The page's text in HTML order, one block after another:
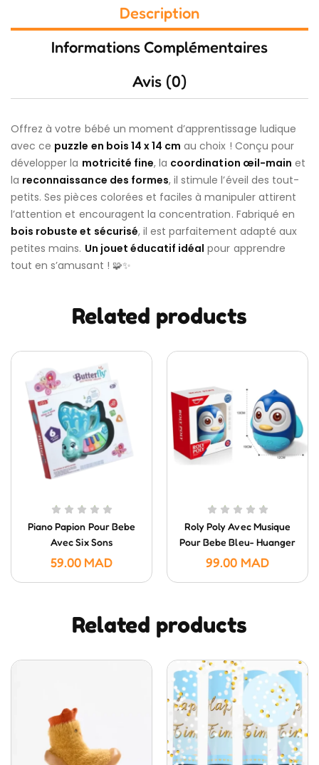
Description
Informations Complémentaires
Avis (0)
Offrez à votre bébé un moment d’apprentissage ludique
avec ce puzzle en bois 14 x 14 cm au choix ! Conçu pour
développer la motricité fine, la coordination œil-main et
la reconnaissance des formes, il stimule l’éveil des tout-
petits. Ses pièces colorées et faciles à manipuler attirent
l’attention et encouragent la concentration. Fabriqué en
bois robuste et sécurisé, il est parfaitement adapté aux
petites mains. Un jouet éducatif idéal pour apprendre
tout en s’amusant ! 🧩✨
Related products
Piano Papion Pour Bebe
Avec Six Sons
59.00 MAD
Roly Poly Avec Musique
Pour Bebe Bleu- Huanger
99.00 MAD
Related products